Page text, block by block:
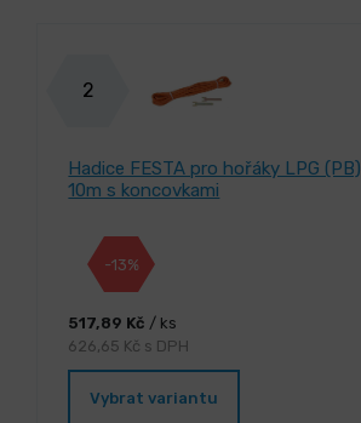
2
Hadice FESTA pro hořáky LPG (PB)
10m s koncovkami
-13%
517,89 Kč / ks
626,65 Kč s DPH
Vybrat variantu